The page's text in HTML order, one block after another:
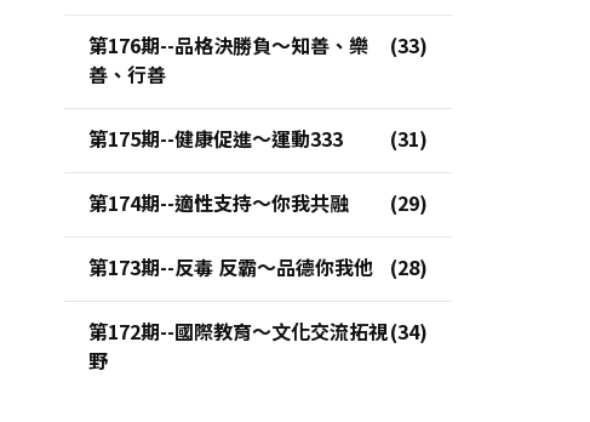
第176期--品格決勝負～知善、樂
善、行善
第175期--健康促進～運動333
第174期--適性支持～你我共融
第173期--反毒 反霸～品德你我他
第172期--國際教育～文化交流拓視
野